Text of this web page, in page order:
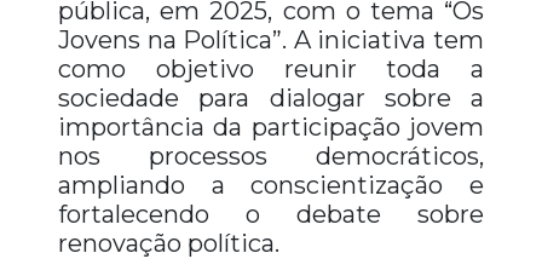
pública, em 2025, com o tema “Os
Jovens na Política”. A iniciativa tem
como objetivo reunir toda a
sociedade para dialogar sobre a
importância da participação jovem
nos processos democráticos,
ampliando a conscientização e
fortalecendo o debate sobre
renovação política.